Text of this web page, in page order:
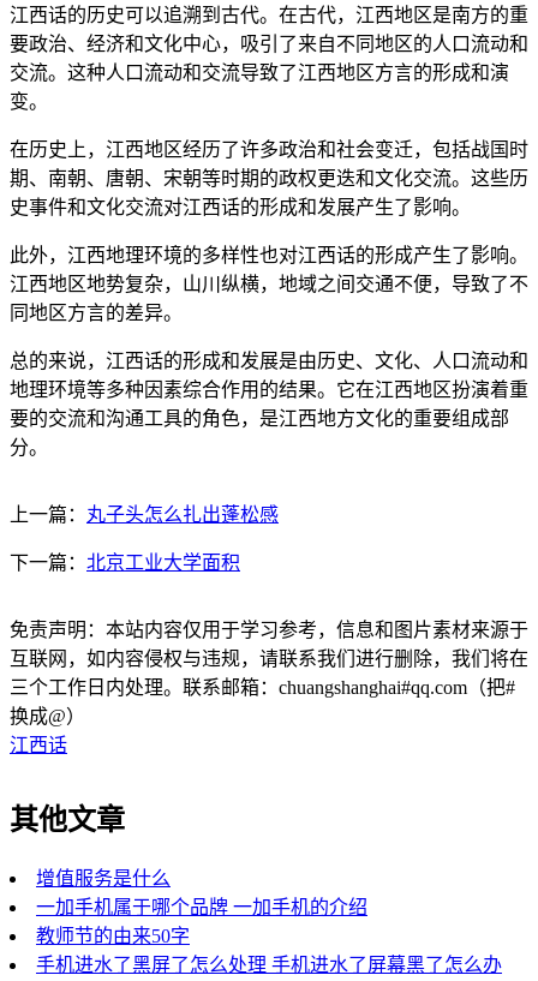
江西话的历史可以追溯到古代。在古代，江西地区是南方的重
要政治、经济和文化中心，吸引了来自不同地区的人口流动和
交流。这种人口流动和交流导致了江西地区方言的形成和演
变。
在历史上，江西地区经历了许多政治和社会变迁，包括战国时
期、南朝、唐朝、宋朝等时期的政权更迭和文化交流。这些历
史事件和文化交流对江西话的形成和发展产生了影响。
此外，江西地理环境的多样性也对江西话的形成产生了影响。
江西地区地势复杂，山川纵横，地域之间交通不便，导致了不
同地区方言的差异。
总的来说，江西话的形成和发展是由历史、文化、人口流动和
地理环境等多种因素综合作用的结果。它在江西地区扮演着重
要的交流和沟通工具的角色，是江西地方文化的重要组成部
分。
上一篇： 丸子头怎么扎出蓬松感
下一篇： 北京工业大学面积
免责声明：本站内容仅用于学习参考，信息和图片素材来源于
互联网，如内容侵权与违规，请联系我们进行删除，我们将在
三个工作日内处理。联系邮箱：chuangshanghai#qq.com（把#
换成@）
江西话
其他文章
增值服务是什么
一加手机属于哪个品牌 一加手机的介绍
教师节的由来50字
手机进水了黑屏了怎么处理 手机进水了屏幕黑了怎么办